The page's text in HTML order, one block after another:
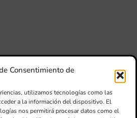
Consentimiento de
utilizamos tecnologías como las
a la información del dispositivo. El
nos permitirá procesar datos como el